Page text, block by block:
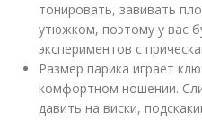
тонировать, завивать
утюжком, поэтому у вас
экспериментов с
Размер парика играет
комфортном ношении.
давить на виски,